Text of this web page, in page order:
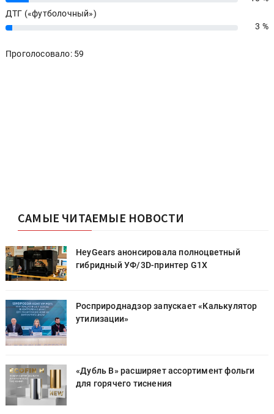
ДТГ («футболочный»)
3% 3 %
Проголосовало: 59
САМЫЕ ЧИТАЕМЫЕ НОВОСТИ
HeyGears анонсировала полноцветный
гибридный УФ/3D-принтер G1X
Росприроднадзор запускает «Калькулятор
утилизации»
«Дубль В» расширяет ассортимент фольги
для горячего тиснения